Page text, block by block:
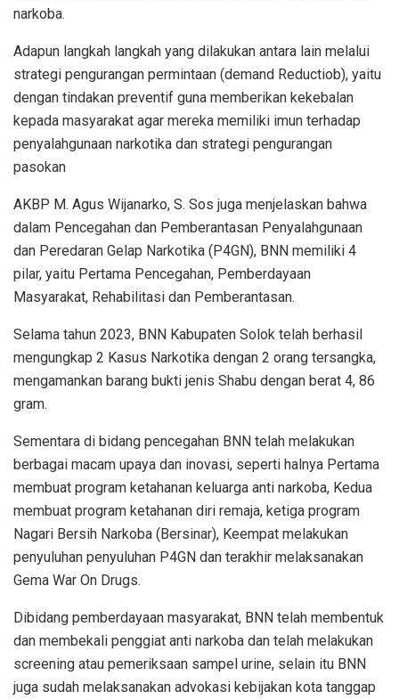
narkoba.
Adapun langkah langkah yang dilakukan antara lain melalui
strategi pengurangan permintaan (demand Reductiob), yaitu
dengan tindakan preventif guna memberikan kekebalan
kepada masyarakat agar mereka memiliki imun terhadap
penyalahgunaan narkotika dan strategi pengurangan
pasokan
AKBP M. Agus Wijanarko, S. Sos juga menjelaskan bahwa
dalam Pencegahan dan Pemberantasan Penyalahgunaan
dan Peredaran Gelap Narkotika (P4GN), BNN memiliki 4
pilar, yaitu Pertama Pencegahan, Pemberdayaan
Masyarakat, Rehabilitasi dan Pemberantasan.
Selama tahun 2023, BNN Kabupaten Solok telah berhasil
mengungkap 2 Kasus Narkotika dengan 2 orang tersangka,
mengamankan barang bukti jenis Shabu dengan berat 4, 86
gram.
Sementara di bidang pencegahan BNN telah melakukan
berbagai macam upaya dan inovasi, seperti halnya Pertama
membuat program ketahanan keluarga anti narkoba, Kedua
membuat program ketahanan diri remaja, ketiga program
Nagari Bersih Narkoba (Bersinar), Keempat melakukan
penyuluhan penyuluhan P4GN dan terakhir melaksanakan
Gema War On Drugs.
Dibidang pemberdayaan masyarakat, BNN telah membentuk
dan membekali penggiat anti narkoba dan telah melakukan
screening atau pemeriksaan sampel urine, selain itu BNN
juga sudah melaksanakan advokasi kebijakan kota tanggap